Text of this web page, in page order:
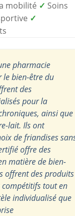
mobilité ✓ Soins
✓
pharmacie
bien-être du
des
pour la
ainsi que
lait. Ils ont
de friandises
offre des
matière de bien-
offrent des produits
tout en
individualisé que